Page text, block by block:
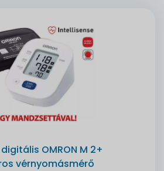
OMRON M 2+
vérnyomásmérő